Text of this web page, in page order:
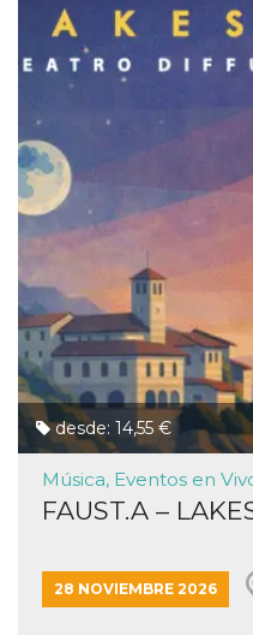
desde: 14,55 €
Música, Eventos en
FAUST.A –
28 NOVIEMBRE 2026